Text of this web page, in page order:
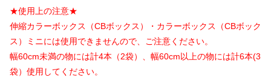
★使用上の注意★
伸縮カラーボックス（CBボックス）・カラーボックス（CBボック
ス）ミニには使用できませんので、ご注意ください。
幅60cm未満の物には計4本（2袋）、幅60cm以上の物には計6本(3
袋）使用してください。